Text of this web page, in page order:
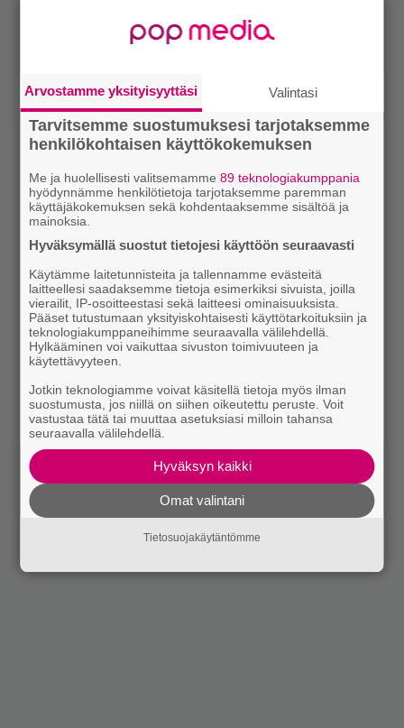
Arvostamme yksityisyyttäsi Valintasi
Tarvitsemme suostumuksesi tarjotaksemme
henkilökohtaisen käyttökokemuksen
Me ja huolellisesti valitsemamme89 teknologiakumppania
hyödynnämme henkilötietoja tarjotaksemme paremman
käyttäjäkokemuksen sekä kohdentaaksemme sisältöä ja
mainoksia.
Hyväksymällä suostut tietojesi käyttöön seuraavasti
Käytämme laitetunnisteita ja tallennamme evästeitä
laitteellesi saadaksemme tietoja esimerkiksi sivuista, joilla
vierailit, IP-osoitteestasi sekä laitteesi ominaisuuksista.
Pääset tutustumaan yksityiskohtaisesti käyttötarkoituksiin ja
teknologiakumppaneihimme seuraavalla välilehdellä.
Hylkääminen voi vaikuttaa sivuston toimivuuteen ja
käytettävyyteen.
Jotkin teknologiamme voivat käsitellä tietoja myös ilman
suostumusta, jos niillä on siihen oikeutettu peruste. Voit
vastustaa tätä tai muuttaa asetuksiasi milloin tahansa
seuraavalla välilehdellä.
Hyväksyn kaikki
Omat valintani
Tietosuojakäytäntömme